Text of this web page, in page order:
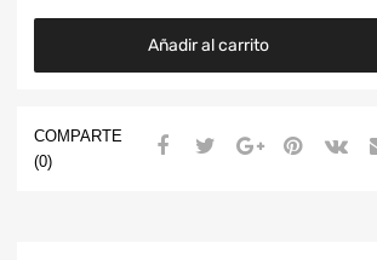
Añadir al carrito
COMPARTE
(0)